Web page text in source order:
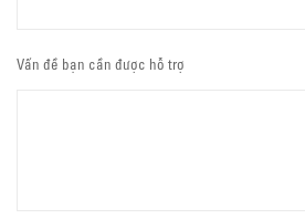
Vấn đề bạn cần được hỗ trợ